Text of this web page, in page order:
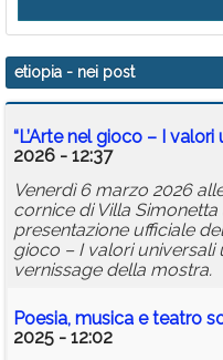
Info Utili
Rubriche
Calendario
Annunci
etiopia - nei post
“L’Arte nel gioco – I
2026 - 12:37
Venerdì 6 marzo 2026
cornice di Villa Simonetta
presentazione ufficiale
gioco – I valori universali
vernissage della mostra.
Poesia, musica e teatro
2025 - 12:02